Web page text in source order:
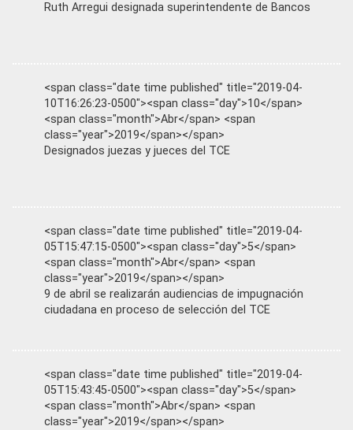
Ruth Arregui designada superintendente de Bancos
<span class="date time published" title="2019-04-
10T16:26:23-0500"><span class="day">10</span>
<span class="month">Abr</span> <span
class="year">2019</span></span>
Designados juezas y jueces del TCE
<span class="date time published" title="2019-04-
05T15:47:15-0500"><span class="day">5</span>
<span class="month">Abr</span> <span
class="year">2019</span></span>
9 de abril se realizarán audiencias de impugnación
ciudadana en proceso de selección del TCE
<span class="date time published" title="2019-04-
05T15:43:45-0500"><span class="day">5</span>
<span class="month">Abr</span> <span
class="year">2019</span></span>